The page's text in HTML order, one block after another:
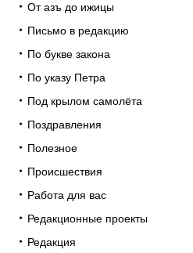
От азъ до ижицы
Письмо в редакцию
По букве закона
По указу Петра
Под крылом самолёта
Поздравления
Полезное
Происшествия
Работа для вас
Редакционные проекты
Редакция